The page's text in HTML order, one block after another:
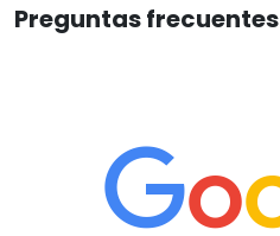
Preguntas frecuentes